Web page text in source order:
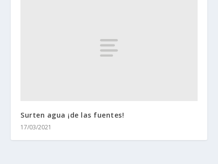
Surten agua ¡de las fuentes!
17/03/2021